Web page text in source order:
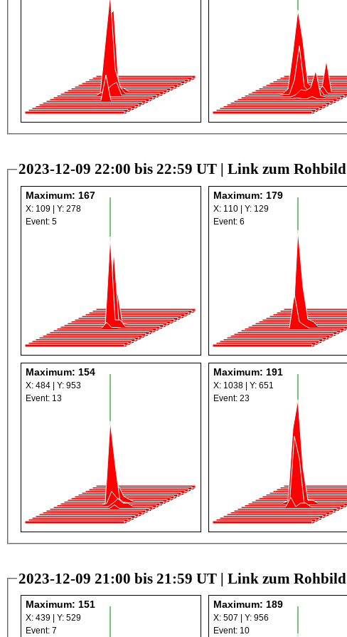
2023-12-09 22:00 bis 22:59 UT | Link zum Rohbild
Maximum: 167
X: 109 | Y: 278
Event: 5
Maximum: 179
X: 110 | Y: 129
Event: 6
Maximum: 154
X: 484 | Y: 953
Event: 13
Maximum: 191
X: 1038 | Y: 651
Event: 23
2023-12-09 21:00 bis 21:59 UT | Link zum Rohbild
Maximum: 151
X: 439 | Y: 529
Event: 7
Maximum: 189
X: 507 | Y: 956
Event: 10